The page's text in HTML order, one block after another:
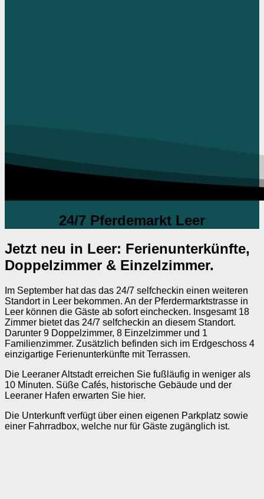
24/7 Pferdemarkt Leer
Jetzt neu in Leer: Ferienunterkünfte,
Doppelzimmer & Einzelzimmer.
Im September hat das das 24/7 selfcheckin einen weiteren
Standort in Leer bekommen. An der Pferdermarktstrasse in
Leer können die Gäste ab sofort einchecken. Insgesamt 18
Zimmer bietet das 24/7 selfcheckin an diesem Standort.
Darunter 9 Doppelzimmer, 8 Einzelzimmer und 1
Familienzimmer. Zusätzlich befinden sich im Erdgeschoss 4
einzigartige Ferienunterkünfte mit Terrassen.
Die Leeraner Altstadt erreichen Sie fußläufig in weniger als
10 Minuten. Süße Cafés, historische Gebäude und der
Leeraner Hafen erwarten Sie hier.
Die Unterkunft verfügt über einen eigenen Parkplatz sowie
einer Fahrradbox, welche nur für Gäste zugänglich ist.